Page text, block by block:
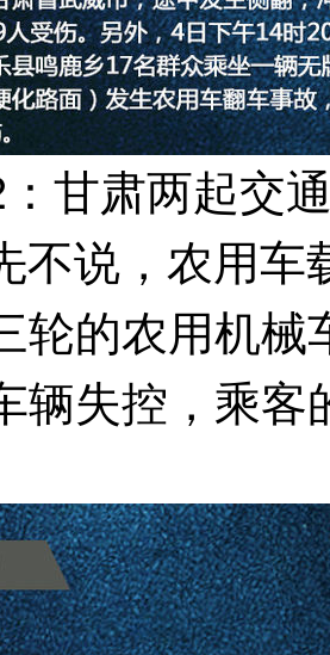
肃两起交通
说，农用车
轮的农用机
辆失控，乘